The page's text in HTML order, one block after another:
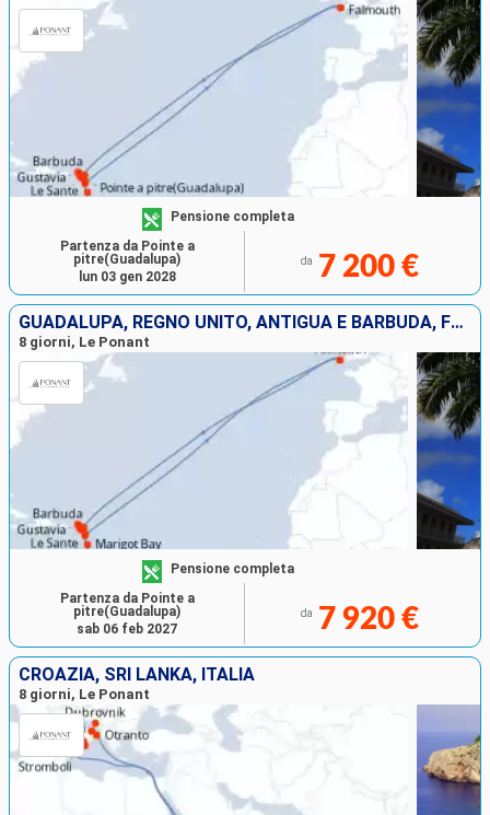
Pensione completa
da 7 200 €
Partenza da Pointe a
pitre(Guadalupa)
lun 03 gen 2028
GUADALUPA, REGNO UNITO, ANTIGUA E BARBUDA, FRANCIA, ANGUILLA, SANTA LUCIA
8 giorni, Le Ponant
Pensione completa
da 7 920 €
Partenza da Pointe a
pitre(Guadalupa)
sab 06 feb 2027
CROAZIA, SRI LANKA, ITALIA
8 giorni, Le Ponant